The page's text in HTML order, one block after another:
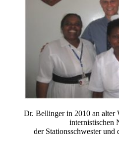
Dr. Bellinger in 2010 an alter
internistischen
der Stationsschwester und